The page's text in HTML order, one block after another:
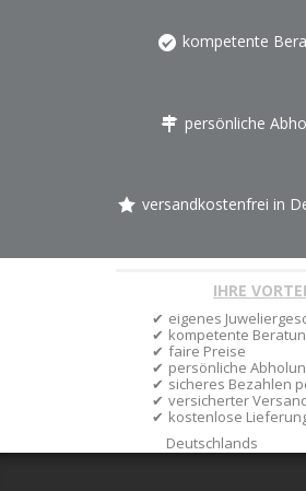
kompetente
persönliche
versandkostenfrei in
IHRE
eigenes
kompetente
faire Preise
persönliche
sicheres Bezahlen
versicherter
kostenlose
Deutschlands